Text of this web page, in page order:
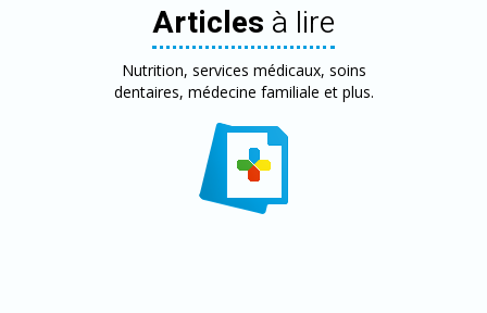
Articles à lire
Nutrition, services médicaux, soins
dentaires, médecine familiale et plus.